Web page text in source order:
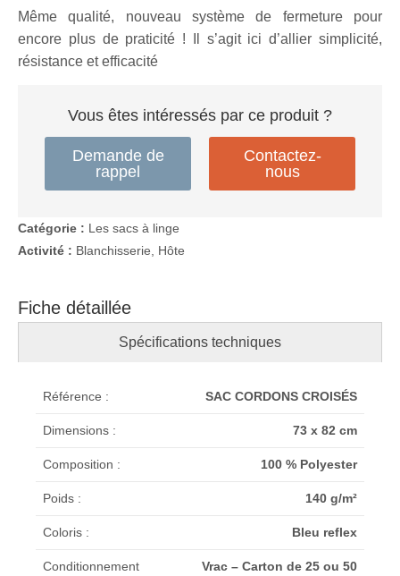
Même qualité, nouveau système de fermeture pour
encore plus de praticité ! Il s’agit ici d’allier simplicité,
résistance et efficacité
Vous êtes intéressés par ce produit ?
Demande de
rappel
Contactez-
nous
Catégorie : Les sacs à linge
Activité : Blanchisserie, Hôte
Fiche détaillée
Spécifications techniques
Référence : SAC CORDONS CROISÉS
Dimensions : 73 x 82 cm
Composition : 100 % Polyester
Poids : 140 g/m²
Coloris : Bleu reflex
Conditionnement
Vrac – Carton de 25 ou 50